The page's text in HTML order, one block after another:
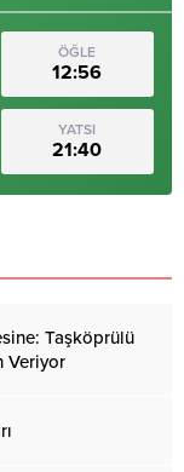
ÖĞLE
12:56
YATSI
21:40
Taşköprülü
Veriyor